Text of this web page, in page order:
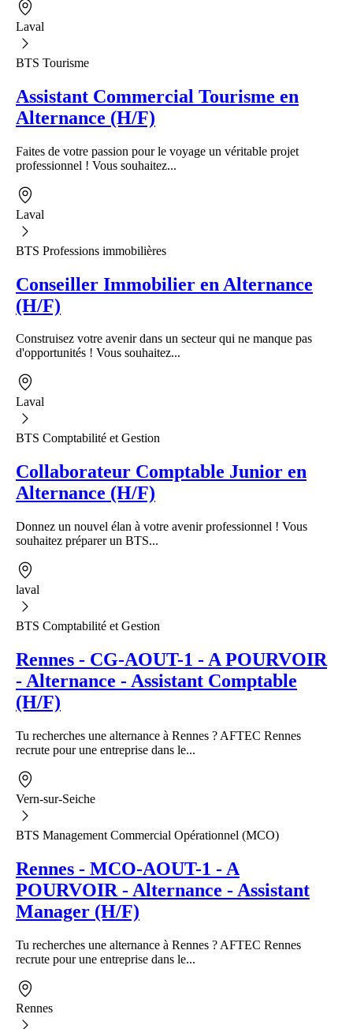
Laval
BTS Tourisme
Assistant Commercial Tourisme en
Alternance (H/F)
Faites de votre passion pour le voyage un véritable projet
professionnel ! Vous souhaitez...
Laval
BTS Professions immobilières
Conseiller Immobilier en Alternance
(H/F)
Construisez votre avenir dans un secteur qui ne manque pas
d'opportunités ! Vous souhaitez...
Laval
BTS Comptabilité et Gestion
Collaborateur Comptable Junior en
Alternance (H/F)
Donnez un nouvel élan à votre avenir professionnel ! Vous
souhaitez préparer un BTS...
laval
BTS Comptabilité et Gestion
Rennes - CG-AOUT-1 - A POURVOIR
- Alternance - Assistant Comptable
(H/F)
Tu recherches une alternance à Rennes ? AFTEC Rennes
recrute pour une entreprise dans le...
Vern-sur-Seiche
BTS Management Commercial Opérationnel (MCO)
Rennes - MCO-AOUT-1 - A
POURVOIR - Alternance - Assistant
Manager (H/F)
Tu recherches une alternance à Rennes ? AFTEC Rennes
recrute pour une entreprise dans le...
Rennes